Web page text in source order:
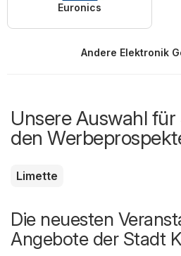
Euronics
Andere Elektronik
Unsere Auswahl für
den
Limette
Die neuesten
Angebote der Stadt